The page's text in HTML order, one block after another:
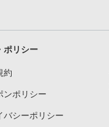
ポリシー
約
ンポリシー
バシーポリシー